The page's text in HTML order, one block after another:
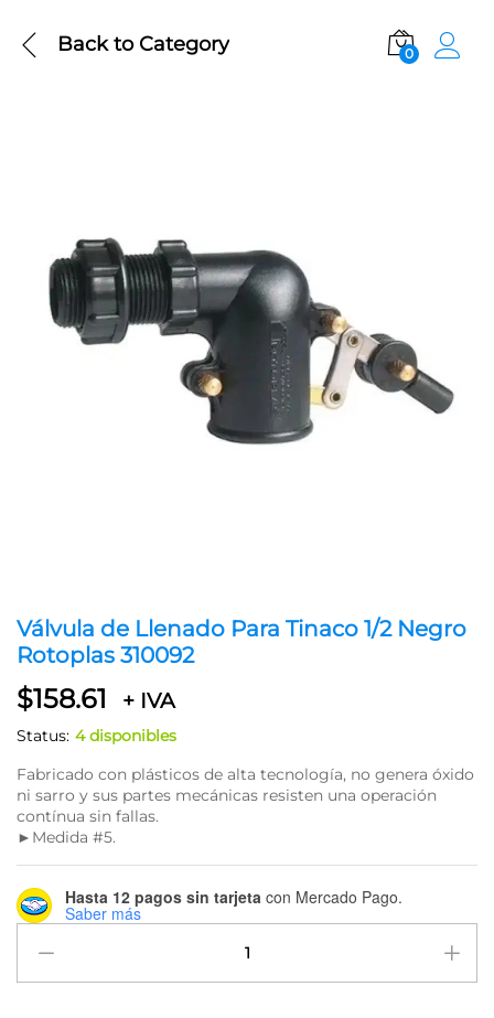
Back toCategory 0
Válvula de Llenado Para Tinaco 1/2 Negro
Rotoplas 310092
$158.61 + IVA
Status: 4 disponibles
Fabricado con plásticos de alta tecnología, no genera óxido
ni sarro y sus partes mecánicas resisten una operación
contínua sin fallas.
►Medida #5.
Hasta 12 pagos sin tarjeta con Mercado Pago.
Saber más
Llenado